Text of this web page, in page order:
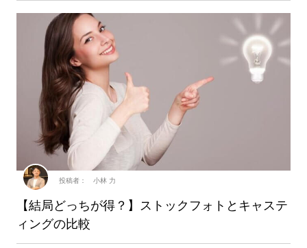
【結局どっちが得？】ストックフォトとキャステ
ィングの比較
投稿者： 小林 力